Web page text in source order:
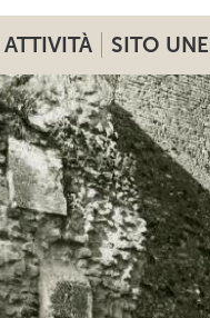
ATTIVITÀ SITO